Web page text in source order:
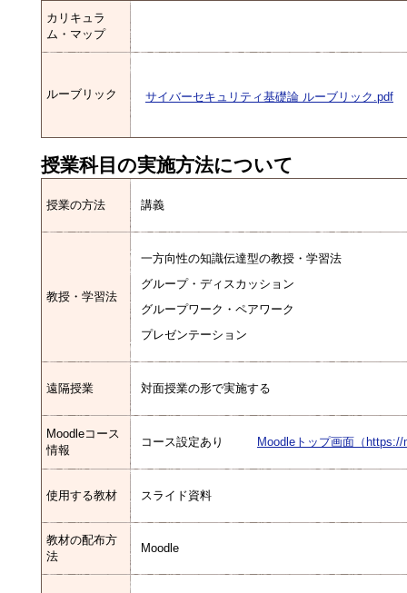
カリキュラ
ム・マップ
ルーブリック サイバーセキュリティ基礎論 ルーブリック.pdf
授業科目の実施方法について
授業の方法 講義
教授・学習法
一方向性の知識伝達型の教授・学習法
グループ・ディスカッション
グループワーク・ペアワーク
プレゼンテーション
遠隔授業 対面授業の形で実施する
Moodleコース
情報
コース設定あり Moodleトップ画面（
使用する教材 スライド資料
教材の配布方
法
Moodle